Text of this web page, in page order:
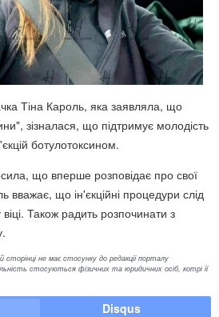
Тіна Кароль, яка заявляла, що
зізналася, що підтримує молодість
ботулотоксином.
що вперше розповідає про свої
вважає, що ін'єкційні процедури слід
Також радить розпочинати з
сторінці не має стосунку до редакції порталу
стосуються фізичних та юридичних осіб, котрі її
Disqus